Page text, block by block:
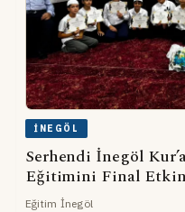
İNEGÖL
Serhendi İnegöl
Eğitimini Final
Eğitim İnegöl